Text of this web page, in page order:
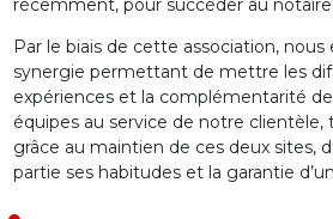
récemment, pour succéder au notaire
Par le biais de cette association,
synergie permettant de mettre les
expériences et la complémentarité
équipes au service de notre
grâce au maintien de ces deux sites,
partie ses habitudes et la garantie